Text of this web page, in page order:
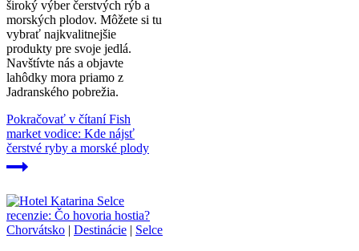
široký výber čerstvých rýb a
morských plodov. Môžete si tu
vybrať najkvalitnejšie
produkty pre svoje jedlá.
Navštívte nás a objavte
lahôdky mora priamo z
Jadranského pobrežia.
Pokračovať v čítaníFish
market vodice: Kde nájsť
čerstvé ryby a morské plody
Chorvátsko | Destinácie | Selce